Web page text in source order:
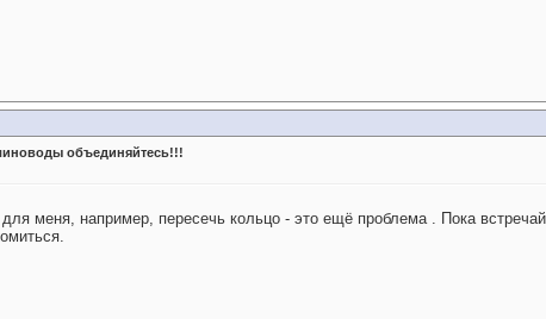
объединяйтесь!!!
для меня, например, пересечь кольцо - это ещё проблема . Пока